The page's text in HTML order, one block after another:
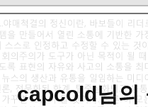
capcold님의